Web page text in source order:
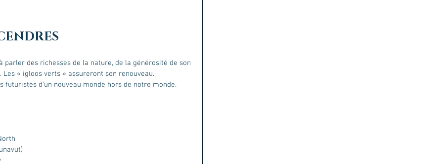
parler des richesses de la nature, de la générosité de son
« igloos verts » assureront son renouveau.
d’un nouveau monde hors de notre monde.